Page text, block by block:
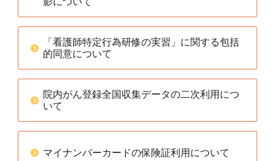
「看護師特定行為研修の実習」に関する包括
的同意について
院内がん登録全国収集データの二次利用につ
いて
マイナンバーカードの保険証利用について